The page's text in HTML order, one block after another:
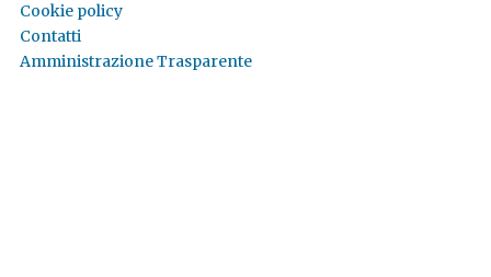
Cookie policy
Contatti
Amministrazione Trasparente